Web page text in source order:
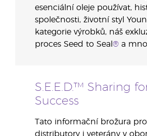
esenciální oleje používat,
společnosti, životní styl
kategorie výrobků, náš
proces Seed to Seal ®a
S.E.E.D.™ Sharing
Success
Tato informační brožura
distributory i veterány v